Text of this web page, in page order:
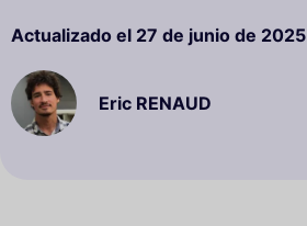
Actualizado el 27 de junio de 2025
Eric RENAUD